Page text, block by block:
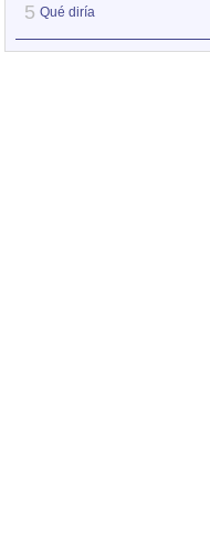
5 Qué diría